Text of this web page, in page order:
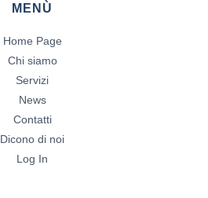
MENÙ
Home Page
Chi siamo
Servizi
News
Contatti
Dicono di noi
Log In